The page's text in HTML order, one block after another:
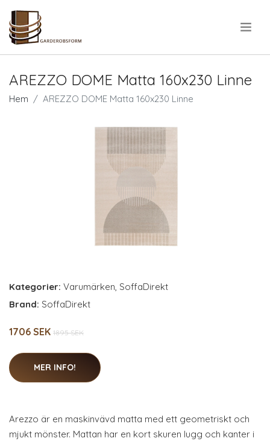
AREZZO DOME Matta 160x230 Linne
Hem AREZZO DOME Matta 160x230 Linne
Kategorier: Varumärken, SoffaDirekt
Brand: SoffaDirekt
1706 SEK 1895 SEK
MER INFO!
Arezzo är en maskinvävd matta med ett geometriskt och
mjukt mönster. Mattan har en kort skuren lugg och kanter i